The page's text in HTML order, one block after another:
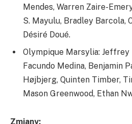
Mendes, Warren Zaire-
S. Mayulu, Bradley Barcola,
Désiré Doué.
Olympique Marsylia: Jeffrey
Facundo Medina, Benjamin
Højbjerg, Quinten Timber,
Mason Greenwood, Ethan
Zmiany: